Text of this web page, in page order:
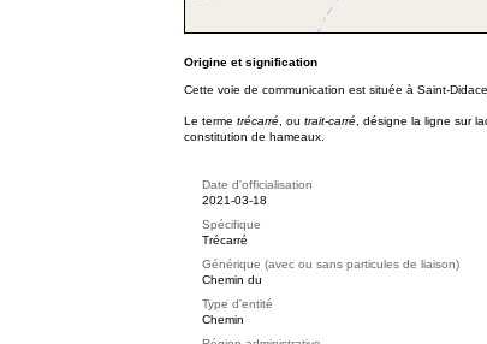
Origine et signification
Cette voie de communication est située à Saint-
Le terme trécarré , ou trait-carré , désigne la ligne sur
constitution de hameaux.
Date d'officialisation
2021-03-18
Spécifique
Trécarré
Générique (avec ou sans particules de liaison)
Chemin du
Type d'entité
Chemin